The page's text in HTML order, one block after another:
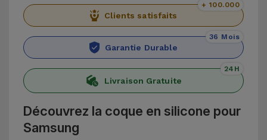
Clients satisfaits
+ 100.000
Garantie Durable
36 Mois
Livraison Gratuite
24H
Découvrez la coque en silicone pour
Samsung